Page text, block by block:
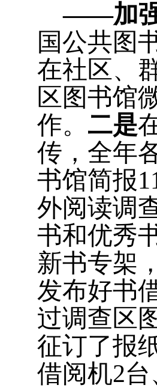
——加强
国公共图
在社区、
区图书馆
作。 二是
传，全年
书馆简报
外阅读调
书和优秀
新书专架
发布好书
过调查区
征订了报
借阅机2